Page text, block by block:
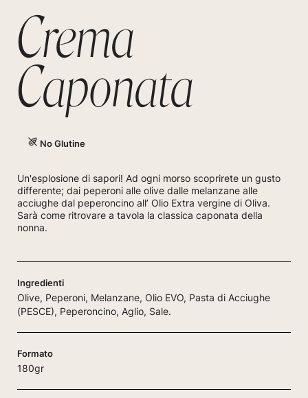
Crema
Caponata
No Glutine
Un'esplosione di sapori! Ad ogni morso scoprirete un gusto
differente; dai peperoni alle olive dalle melanzane alle
acciughe dal peperoncino all’ Olio Extra vergine di Oliva.
Sarà come ritrovare a tavola la classica caponata della
nonna.
Ingredienti
Olive, Peperoni, Melanzane, Olio EVO, Pasta di Acciughe
(PESCE), Peperoncino, Aglio, Sale.
Formato
180gr